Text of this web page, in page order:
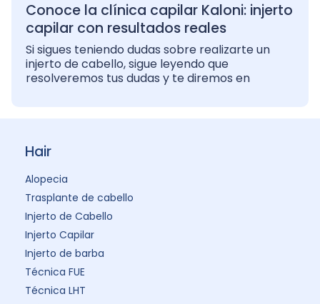
Conoce la clínica capilar Kaloni: injerto
capilar con resultados reales
Si sigues teniendo dudas sobre realizarte un
injerto de cabello, sigue leyendo que
resolveremos tus dudas y te diremos en
Hair
Alopecia
Trasplante de cabello
Injerto de Cabello
Injerto Capilar
Injerto de barba
Técnica FUE
Técnica LHT